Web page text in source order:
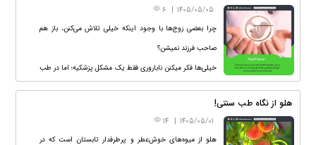
1405/05/05
|
چرا بعضی زوج‌ها با وجود اینکه خیلی تلاش می‌کنن، باز هم
صاحب فرزند نمیشن؟
خیلی‌ها فکر میکنن ناباروری فقط یک مشکل پزشکیه؛ اما در طب
اسلامی، علت‌ها خیلی گسترده‌تر از چیزیه که معمولاً بهش
توجه میشه.هلو از نگاه طب سنتی!
1405/05/01
|
هلو از میوه‌های خوش‌عطر و پرطرفدار تابستان است که در